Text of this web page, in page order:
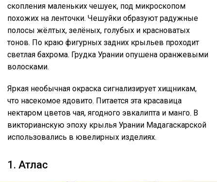
скопления маленьких чешуек, под микроскопом
похожих на ленточки. Чешуйки образуют радужные
полосы жёлтых, зелёных, голубых и красноватых
тонов. По краю фигурных задних крыльев проходит
светлая бахрома. Грудка Урании опушена оранжевыми
волосками.
Яркая необычная окраска сигнализирует хищникам,
что насекомое ядовито. Питается эта красавица
нектаром цветов чая, ягодного эвкалипта и манго. В
викторианскую эпоху крылья Урании Мадагаскарской
использовались в ювелирных изделиях.
1. Атлас